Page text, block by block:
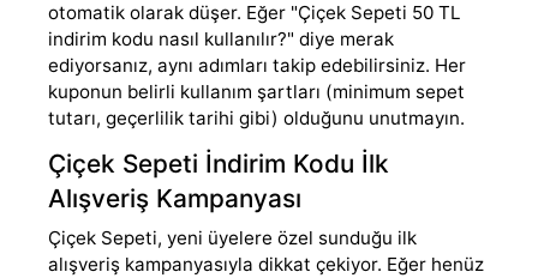
otomatik olarak düşer. Eğer "Çiçek Sepeti 50 TL
indirim kodu nasıl kullanılır?" diye merak
ediyorsanız, aynı adımları takip edebilirsiniz. Her
kuponun belirli kullanım şartları (minimum sepet
tutarı, geçerlilik tarihi gibi) olduğunu unutmayın.
Çiçek Sepeti İndirim Kodu İlk
Alışveriş Kampanyası
Çiçek Sepeti, yeni üyelere özel sunduğu ilk
alışveriş kampanyasıyla dikkat çekiyor. Eğer henüz